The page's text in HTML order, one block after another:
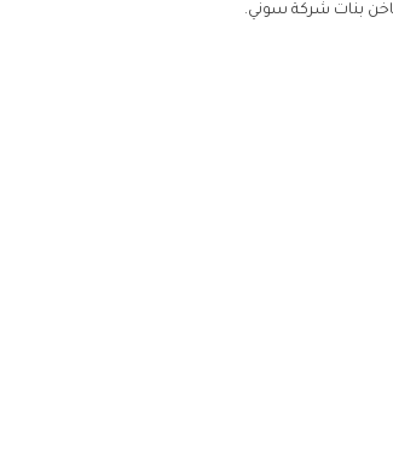
بنات شركة سوني.